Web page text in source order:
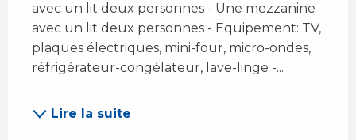
avec un lit deux personnes - Une mezzanine
avec un lit deux personnes - Equipement: TV,
plaques électriques, mini-four, micro-ondes,
réfrigérateur-congélateur, lave-linge -...
Lire la suite